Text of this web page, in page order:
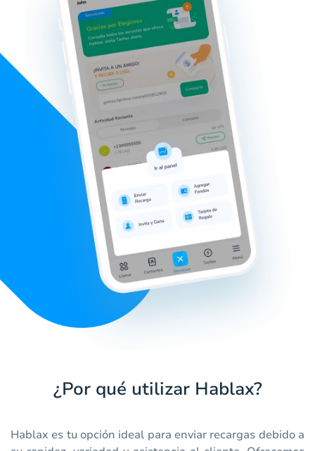
¿Por qué utilizar Hablax?
Hablax es tu opción ideal para enviar recargas debido a